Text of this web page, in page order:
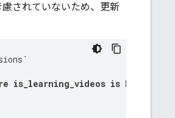
されていないため、更新
`
is_learning_videos is NULL